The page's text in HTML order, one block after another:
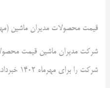
قیمت محصولات مدیران ماشین
شرکت مدیران ماشین قیمت
شرکت را برای مهرماه ۱۴۰۲ خبرداد.